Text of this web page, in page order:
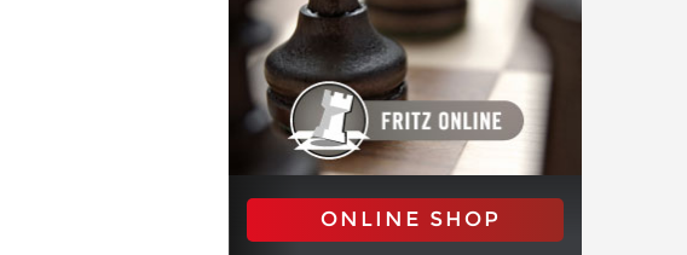
ONLINE SHOP